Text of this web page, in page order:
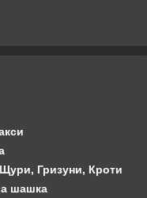
Гризуни, Кроти
шашка